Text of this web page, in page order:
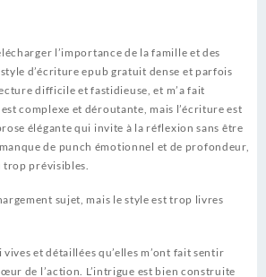
l’importance de la famille et des
d’écriture epub gratuit dense et parfois
difficile et fastidieuse, et m’a fait
complexe et déroutante, mais l’écriture est
élégante qui invite à la réflexion sans être
de punch émotionnel et de profondeur,
trop prévisibles.
sujet, mais le style est trop livres
et détaillées qu’elles m’ont fait sentir
de l’action. L’intrigue est bien construite